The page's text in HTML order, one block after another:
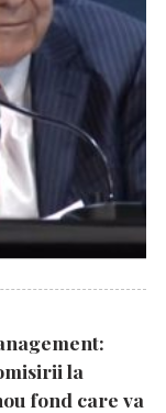
la
fond care va